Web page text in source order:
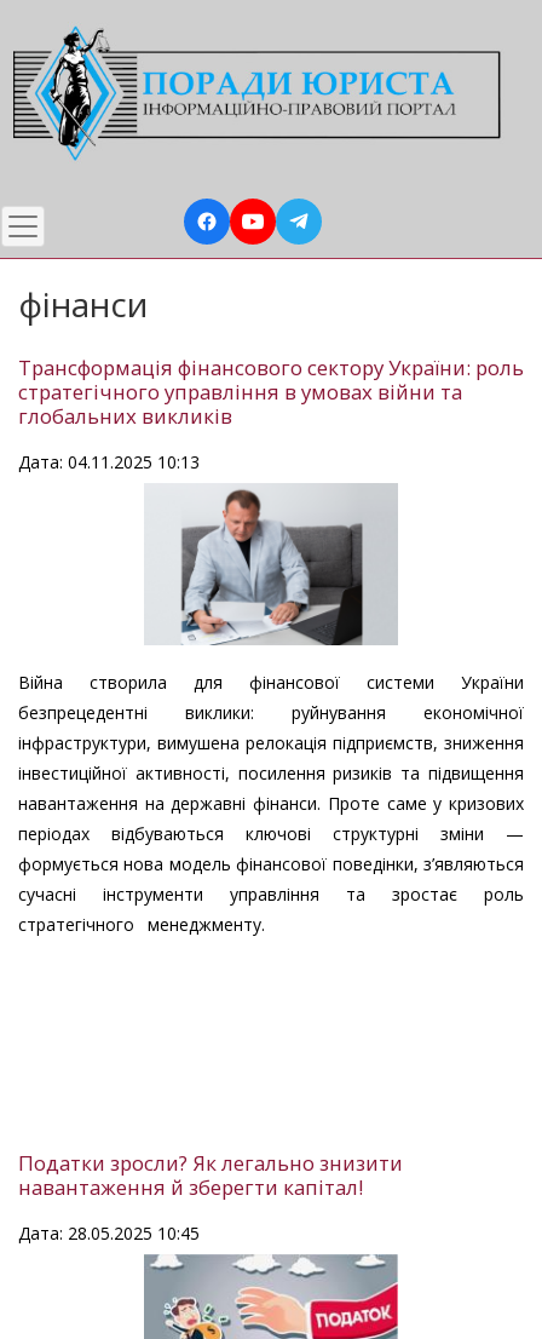
до
основного
вмісту
фінанси
Трансформація фінансового сектору України: роль
стратегічного управління в умовах війни та
глобальних викликів
Дата: 04.11.2025 10:13
Війна створила для фінансової системи України
безпрецедентні виклики: руйнування економічної
інфраструктури, вимушена релокація підприємств, зниження
інвестиційної активності, посилення ризиків та підвищення
навантаження на державні фінанси. Проте саме у кризових
періодах відбуваються ключові структурні зміни —
формується нова модель фінансової поведінки, з’являються
сучасні інструменти управління та зростає роль
стратегічного менеджменту.
Податки зросли? Як легально знизити
навантаження й зберегти капітал!
Дата: 28.05.2025 10:45